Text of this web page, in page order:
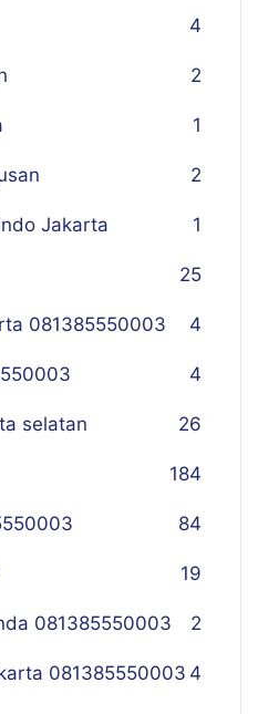
4
2
1
2
Jakarta 1
25
081385550003 4
4
selatan 26
184
84
19
081385550003 2
081385550003 4